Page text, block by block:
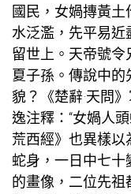
國民，女媧摶黃
水泛濫，先平易
留世上。天帝號
夏子孫。傳說中
貌？《楚辭·天問
逸注釋：“女媧人
荒西經》也異樣以
蛇身，一日中七十
的畫像，二位先